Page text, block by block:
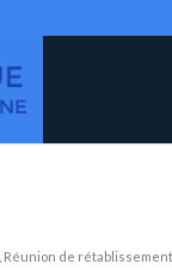
Réunion de rétablissement